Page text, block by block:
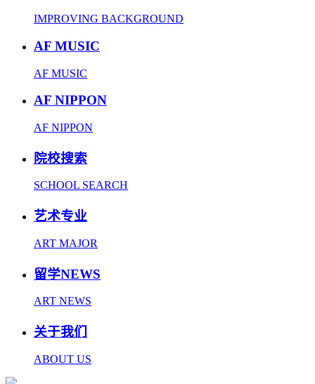
IMPROVING BACKGROUND
AF MUSIC
AF MUSIC
AF NIPPON
AF NIPPON
院校搜索
SCHOOL SEARCH
艺术专业
ART MAJOR
留学NEWS
ART NEWS
关于我们
ABOUT US